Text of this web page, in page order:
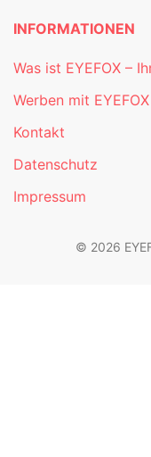
INFORMATIONEN
Was ist EYEFOX –
Werben mit EYEFOX
Kontakt
Datenschutz
Impressum
© 2026